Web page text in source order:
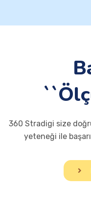
360 Stradigi size
yeteneği ile